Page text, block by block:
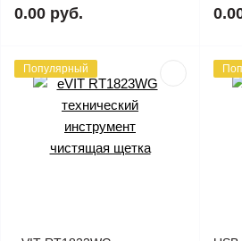
0.00 руб.
Популярный